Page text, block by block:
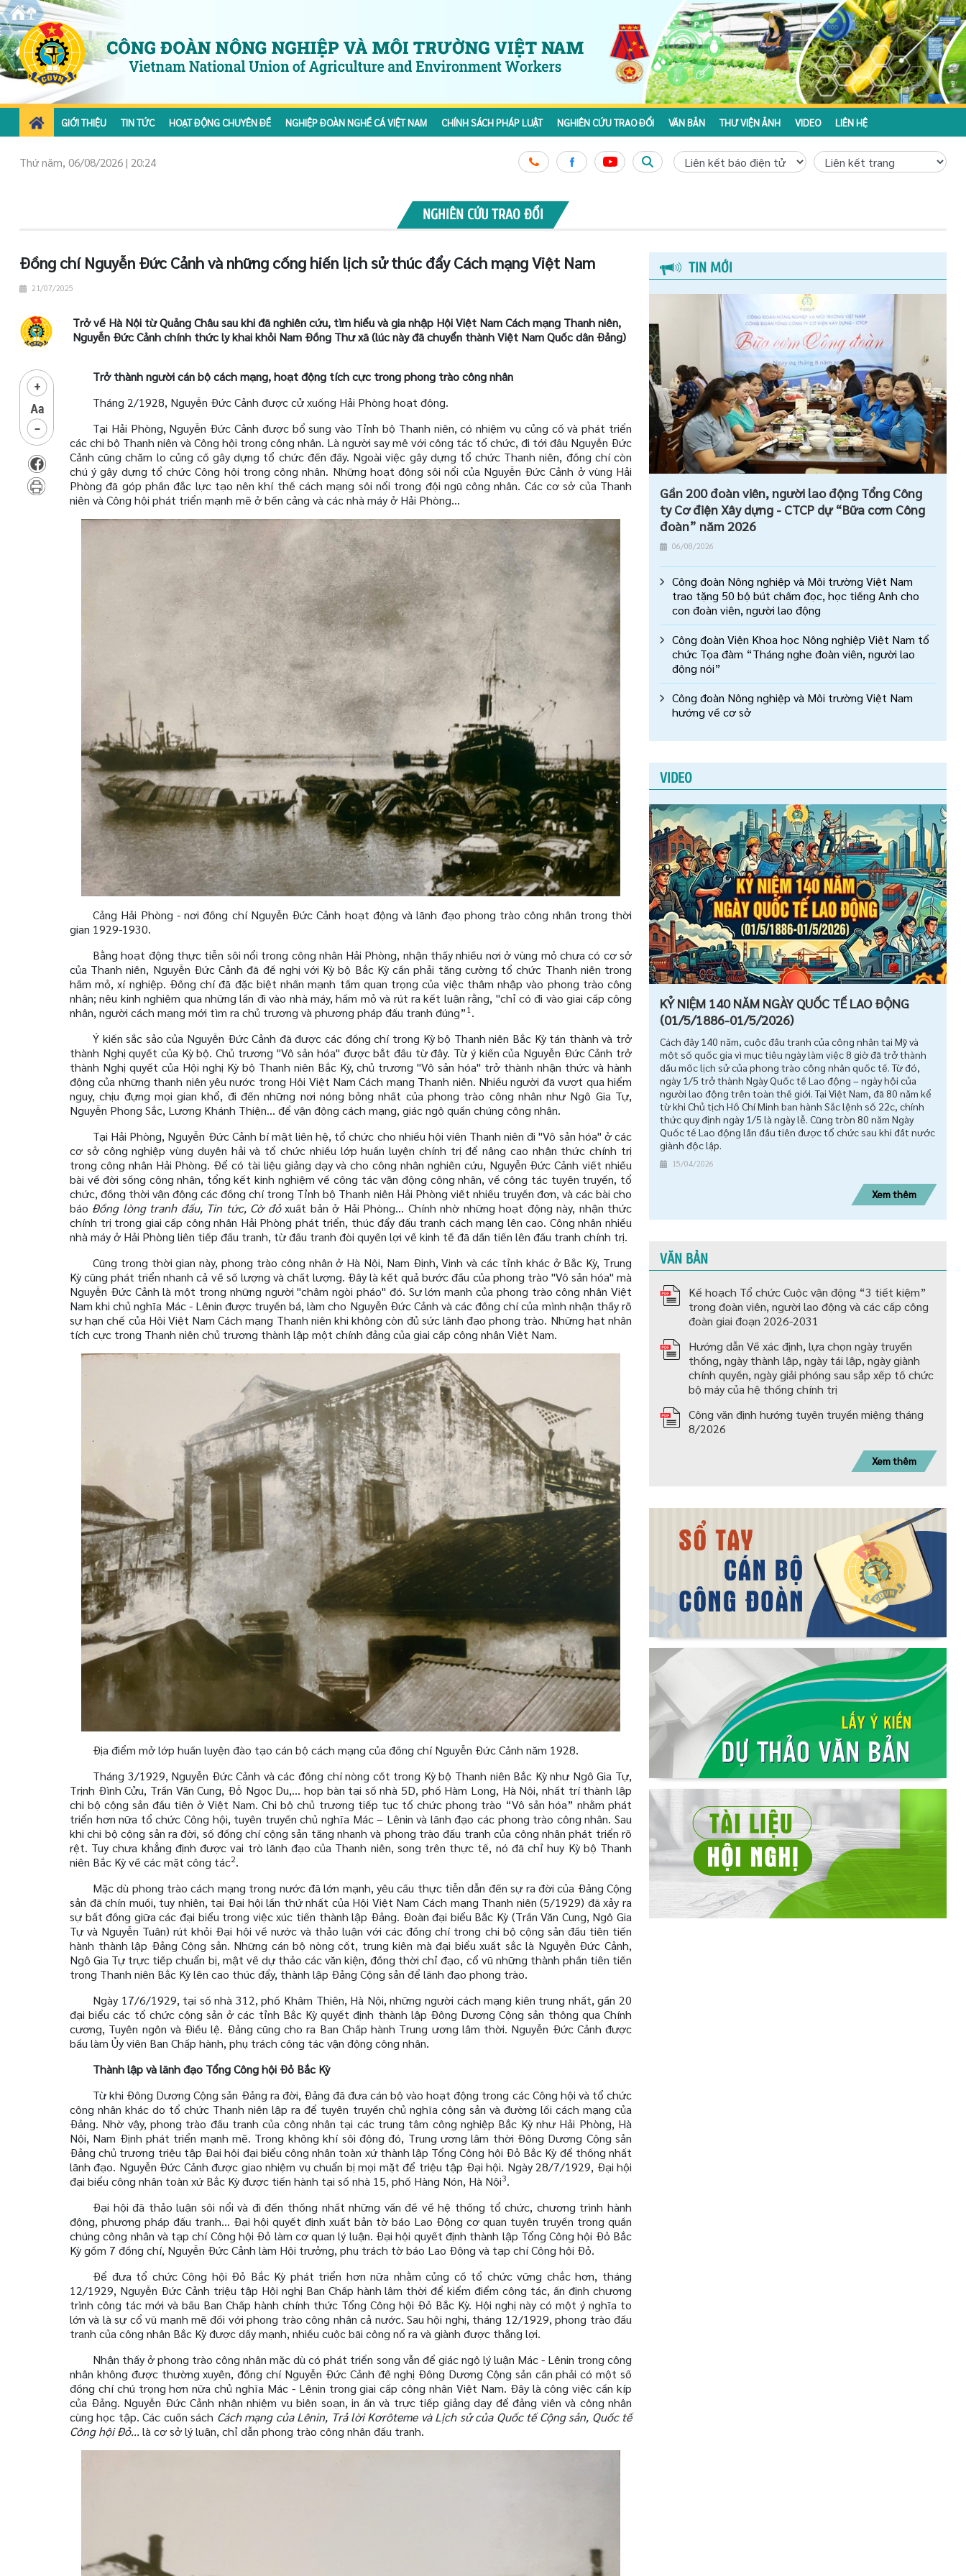
GIỚI THIỆU TIN TỨC HOẠT ĐỘNG CHUYÊN ĐỀ NGHIỆP ĐOÀN NGHỀ CÁ VIỆT NAM CHÍNH SÁCH PHÁP LUẬT NGHIÊN CỨU TRAO ĐỔI VĂN BẢN THƯ VIỆN ẢNH VIDEO LIÊN HỆ
Thứ năm, 06/08/2026 | 20:24
NGHIÊN CỨU TRAO ĐỔI
Đồng chí Nguyễn Đức Cảnh và những cống hiến lịch sử thúc đẩy Cách mạng Việt Nam
21/07/2025
Trở về Hà Nội từ Quảng Châu sau khi đã nghiên cứu, tìm hiểu và gia nhập Hội Việt Nam Cách mạng Thanh niên,
Nguyễn Đức Cảnh chính thức ly khai khỏi Nam Đồng Thư xã (lúc này đã chuyển thành Việt Nam Quốc dân Đảng)
Trở thành người cán bộ cách mạng, hoạt động tích cực trong phong trào công nhân
Tháng 2/1928, Nguyễn Đức Cảnh được cử xuống Hải Phòng hoạt động.
Tại Hải Phòng, Nguyễn Đức Cảnh được bổ sung vào Tỉnh bộ Thanh niên, có nhiệm vụ củng cố và phát triển
các chi bộ Thanh niên và Công hội trong công nhân. Là người say mê với công tác tổ chức, đi tới đâu Nguyễn Đức
Cảnh cũng chăm lo củng cố gây dựng tổ chức đến đấy. Ngoài việc gây dựng tổ chức Thanh niên, đồng chí còn
chú ý gây dựng tổ chức Công hội trong công nhân. Những hoạt động sôi nổi của Nguyễn Đức Cảnh ở vùng Hải
Phòng đã góp phần đắc lực tạo nên khí thế cách mạng sôi nổi trong đội ngũ công nhân. Các cơ sở của Thanh
niên và Công hội phát triển mạnh mẽ ở bến cảng và các nhà máy ở Hải Phòng…
Cảng Hải Phòng - nơi đồng chí Nguyễn Đức Cảnh hoạt động và lãnh đạo phong trào công nhân trong thời
gian 1929-1930.
Bằng hoạt động thực tiễn sôi nổi trong công nhân Hải Phòng, nhận thấy nhiều nơi ở vùng mỏ chưa có cơ sở
của Thanh niên, Nguyễn Đức Cảnh đã đề nghị với Kỳ bộ Bắc Kỳ cần phải tăng cường tổ chức Thanh niên trong
hầm mỏ, xí nghiệp. Đồng chí đã đặc biệt nhấn mạnh tầm quan trọng của việc thâm nhập vào phong trào công
nhân; nêu kinh nghiệm qua những lần đi vào nhà máy, hầm mỏ và rút ra kết luận rằng, "chỉ có đi vào giai cấp công
nhân, người cách mạng mới tìm ra chủ trương và phương pháp đấu tranh đúng”1 .
Ý kiến sắc sảo của Nguyễn Đức Cảnh đã được các đồng chí trong Kỳ bộ Thanh niên Bắc Kỳ tán thành và trở
thành Nghị quyết của Kỳ bộ. Chủ trương "Vô sản hóa" được bắt đầu từ đây. Từ ý kiến của Nguyễn Đức Cảnh trở
thành Nghị quyết của Hội nghị Kỳ bộ Thanh niên Bắc Kỳ, chủ trương "Vô sản hóa" trở thành nhận thức và hành
động của những thanh niên yêu nước trong Hội Việt Nam Cách mạng Thanh niên. Nhiều người đã vượt qua hiểm
nguy, chịu đựng mọi gian khổ, đi đến những nơi nóng bỏng nhất của phong trào công nhân như Ngô Gia Tự,
Nguyễn Phong Sắc, Lương Khánh Thiện... để vận động cách mạng, giác ngộ quần chúng công nhân.
Tại Hải Phòng, Nguyễn Đức Cảnh bí mật liên hệ, tổ chức cho nhiều hội viên Thanh niên đi "Vô sản hóa" ở các
cơ sở công nghiệp vùng duyên hải và tổ chức nhiều lớp huấn luyện chính trị để nâng cao nhận thức chính trị
trong công nhân Hải Phòng. Để có tài liệu giảng dạy và cho công nhân nghiên cứu, Nguyễn Đức Cảnh viết nhiều
bài về đời sống công nhân, tổng kết kinh nghiệm về công tác vận động công nhân, về công tác tuyên truyền, tổ
chức, đồng thời vận động các đồng chí trong Tỉnh bộ Thanh niên Hải Phòng viết nhiều truyền đơn, và các bài cho
báo Đồng lòng tranh đấu, Tin tức, Cờ đỏxuất bản ở Hải Phòng... Chính nhờ những hoạt động này, nhận thức
chính trị trong giai cấp công nhân Hải Phòng phát triển, thúc đẩy đấu tranh cách mạng lên cao. Công nhân nhiều
nhà máy ở Hải Phòng liên tiếp đấu tranh, từ đấu tranh đòi quyền lợi về kinh tế đã dần tiến lên đấu tranh chính trị.
Cũng trong thời gian này, phong trào công nhân ở Hà Nội, Nam Định, Vinh và các tỉnh khác ở Bắc Kỳ, Trung
Kỳ cũng phát triển nhanh cả về số lượng và chất lượng. Đây là kết quả bước đầu của phong trào "Vô sản hóa" mà
Nguyễn Đức Cảnh là một trong những người "châm ngòi pháo" đó. Sự lớn mạnh của phong trào công nhân Việt
Nam khi chủ nghĩa Mác - Lênin được truyền bá, làm cho Nguyễn Đức Cảnh và các đồng chí của mình nhận thấy rõ
sự hạn chế của Hội Việt Nam Cách mạng Thanh niên khi không còn đủ sức lãnh đạo phong trào. Những hạt nhân
tích cực trong Thanh niên chủ trương thành lập một chính đảng của giai cấp công nhân Việt Nam.
Địa điểm mở lớp huấn luyện đào tạo cán bộ cách mạng của đồng chí Nguyễn Đức Cảnh năm 1928.
Tháng 3/1929, Nguyễn Đức Cảnh và các đồng chí nòng cốt trong Kỳ bộ Thanh niên Bắc Kỳ như Ngô Gia Tự,
Trịnh Đình Cửu, Trần Văn Cung, Đỗ Ngọc Du,... họp bàn tại số nhà 5D, phố Hàm Long, Hà Nội, nhất trí thành lập
chi bộ cộng sản đầu tiên ở Việt Nam. Chi bộ chủ trương tiếp tục tổ chức phong trào “Vô sản hóa” nhằm phát
triển hơn nữa tổ chức Công hội, tuyên truyền chủ nghĩa Mác – Lênin và lãnh đạo các phong trào công nhân. Sau
khi chi bộ cộng sản ra đời, số đồng chí cộng sản tăng nhanh và phong trào đấu tranh của công nhân phát triển rõ
rệt. Tuy chưa khẳng định được vai trò lãnh đạo của Thanh niên, song trên thực tế, nó đã chỉ huy Kỳ bộ Thanh
niên Bắc Kỳ về các mặt công tác2.
Mặc dù phong trào cách mạng trong nước đã lớn mạnh, yêu cầu thực tiễn dẫn đến sự ra đời của Đảng Cộng
sản đã chín muồi, tuy nhiên, tại Đại hội lần thứ nhất của Hội Việt Nam Cách mạng Thanh niên (5/1929) đã xảy ra
sự bất đồng giữa các đại biểu trong việc xúc tiến thành lập Đảng. Đoàn đại biểu Bắc Kỳ (Trần Văn Cung, Ngô Gia
Tự và Nguyễn Tuân) rút khỏi Đại hội về nước và thảo luận với các đồng chí trong chi bộ cộng sản đầu tiên tiến
hành thành lập Đảng Cộng sản. Những cán bộ nòng cốt, trung kiên mà đại biểu xuất sắc là Nguyễn Đức Cảnh,
Ngô Gia Tự trực tiếp chuẩn bị, mật về dự thảo các văn kiện, đồng thời chỉ đạo, cổ vũ những thành phần tiên tiến
trong Thanh niên Bắc Kỳ lên cao thúc đẩy, thành lập Đảng Cộng sản để lãnh đạo phong trào.
Ngày 17/6/1929, tại số nhà 312, phố Khâm Thiên, Hà Nội, những người cách mạng kiên trung nhất, gần 20
đại biểu các tổ chức cộng sản ở các tỉnh Bắc Kỳ quyết định thành lập Đông Dương Cộng sản thông qua Chính
cương, Tuyên ngôn và Điều lệ. Đảng cũng cho ra Ban Chấp hành Trung ương lâm thời. Nguyễn Đức Cảnh được
bầu làm Ủy viên Ban Chấp hành, phụ trách công tác vận động công nhân.
Thành lập và lãnh đạo Tổng Công hội Đỏ Bắc Kỳ
Từ khi Đông Dương Cộng sản Đảng ra đời, Đảng đã đưa cán bộ vào hoạt động trong các Công hội và tổ chức
công nhân khác do tổ chức Thanh niên lập ra để tuyên truyền chủ nghĩa cộng sản và đường lối cách mạng của
Đảng. Nhờ vậy, phong trào đấu tranh của công nhân tại các trung tâm công nghiệp Bắc Kỳ như Hải Phòng, Hà
Nội, Nam Định phát triển mạnh mẽ. Trong không khí sôi động đó, Trung ương lâm thời Đông Dương Cộng sản
Đảng chủ trương triệu tập Đại hội đại biểu công nhân toàn xứ thành lập Tổng Công hội Đỏ Bắc Kỳ để thống nhất
lãnh đạo. Nguyễn Đức Cảnh được giao nhiệm vụ chuẩn bị mọi mặt để triệu tập Đại hội. Ngày 28/7/1929, Đại hội
đại biểu công nhân toàn xứ Bắc Kỳ được tiến hành tại số nhà 15, phố Hàng Nón, Hà Nội3.
Đại hội đã thảo luận sôi nổi và đi đến thống nhất những vấn đề về hệ thống tổ chức, chương trình hành
động, phương pháp đấu tranh... Đại hội quyết định xuất bản tờ báo Lao Động cơ quan tuyên truyền trong quần
chúng công nhân và tạp chí Công hội Đỏ làm cơ quan lý luận. Đại hội quyết định thành lập Tổng Công hội Đỏ Bắc
Kỳ gồm 7 đồng chí, Nguyễn Đức Cảnh làm Hội trưởng, phụ trách tờ báo Lao Động và tạp chí Công hội Đỏ.
Để đưa tổ chức Công hội Đỏ Bắc Kỳ phát triển hơn nữa nhằm củng cố tổ chức vững chắc hơn, tháng
12/1929, Nguyễn Đức Cảnh triệu tập Hội nghị Ban Chấp hành lâm thời để kiểm điểm công tác, ấn định chương
trình công tác mới và bầu Ban Chấp hành chính thức Tổng Công hội Đỏ Bắc Kỳ. Hội nghị này có một ý nghĩa to
lớn và là sự cổ vũ mạnh mẽ đối với phong trào công nhân cả nước. Sau hội nghị, tháng 12/1929, phong trào đấu
tranh của công nhân Bắc Kỳ được dấy mạnh, nhiều cuộc bãi công nổ ra và giành được thắng lợi.
Nhận thấy ở phong trào công nhân mặc dù có phát triển song vẫn để giác ngộ lý luận Mác - Lênin trong công
nhân không được thường xuyên, đồng chí Nguyễn Đức Cảnh đề nghị Đông Dương Cộng sản cần phải có một số
đồng chí chú trọng hơn nữa chủ nghĩa Mác - Lênin trong giai cấp công nhân Việt Nam. Đây là công việc cần kíp
của Đảng. Nguyễn Đức Cảnh nhận nhiệm vụ biên soạn, in ấn và trực tiếp giảng dạy để đảng viên và công nhân
cùng học tập. Các cuốn sách Cách mạng của Lênin, Trả lời Kơrôteme và Lịch sử của Quốc tế Cộng sản, Quốc tế
Công hội Đỏ...là cơ sở lý luận, chỉ dẫn phong trào công nhân đấu tranh.
TIN MỚI
Gần 200 đoàn viên, người lao động Tổng Công
ty Cơ điện Xây dựng - CTCP dự “Bữa cơm Công
đoàn” năm 2026
06/08/2026
Công đoàn Nông nghiệp và Môi trường Việt Nam
trao tặng 50 bộ bút chấm đọc, học tiếng Anh cho
con đoàn viên, người lao động
Công đoàn Viện Khoa học Nông nghiệp Việt Nam tổ
chức Tọa đàm “Tháng nghe đoàn viên, người lao
động nói”
Công đoàn Nông nghiệp và Môi trường Việt Nam
hướng về cơ sở
VIDEO
KỶ NIỆM 140 NĂM NGÀY QUỐC TẾ LAO ĐỘNG
(01/5/1886-01/5/2026)
Cách đây 140 năm, cuộc đấu tranh của công nhân tại Mỹ và
một số quốc gia vì mục tiêu ngày làm việc 8 giờ đã trở thành
dấu mốc lịch sử của phong trào công nhân quốc tế. Từ đó,
ngày 1/5 trở thành Ngày Quốc tế Lao động – ngày hội của
người lao động trên toàn thế giới. Tại Việt Nam, đã 80 năm kể
từ khi Chủ tịch Hồ Chí Minh ban hành Sắc lệnh số 22c, chính
thức quy định ngày 1/5 là ngày lễ. Cũng tròn 80 năm Ngày
Quốc tế Lao động lần đầu tiên được tổ chức sau khi đất nước
giành độc lập.
15/04/2026
Xem thêm
VĂN BẢN
Kế hoạch Tổ chức Cuộc vận động “3 tiết kiệm”
trong đoàn viên, người lao động và các cấp công
đoàn giai đoạn 2026-2031
Hướng dẫn Về xác định, lựa chọn ngày truyền
thống, ngày thành lập, ngày tái lập, ngày giành
chính quyền, ngày giải phóng sau sắp xếp tố chức
bộ máy của hệ thống chính trị
Công văn định hướng tuyên truyền miệng tháng
8/2026
Xem thêm